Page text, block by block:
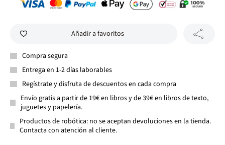
Añadir a favoritos
Compra segura
Entrega en 1-2 días laborables
Regístrate y disfruta de descuentos en cada compra
Envío gratis a partir de 19€ en libros y de 39€ en libros de texto,
juguetes y papelería.
Productos de robótica: no se aceptan devoluciones en la tienda.
Contacta con atención al cliente.